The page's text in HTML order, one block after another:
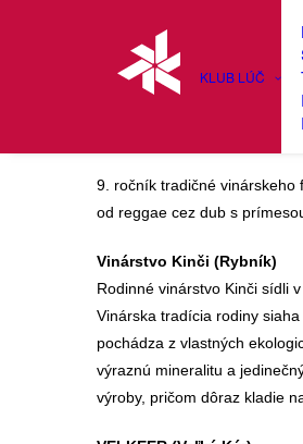
KLUB LÚČ
Víno pod
9. ročník tradičné vinárskeho
od reggae cez dub s
Vinárstvo Kinči (Rybník)
Rodinné vinárstvo Kinči sídli
Vinárska tradícia rodiny
pochádza z vlastných
výraznú mineralitu a
výroby, pričom dôraz kladie